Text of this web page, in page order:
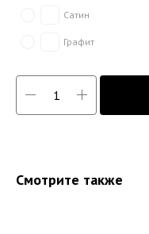
Сатин
Графит
Смотрите также